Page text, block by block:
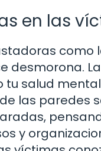
en las
como
desmorona.
salud
las paredes
y